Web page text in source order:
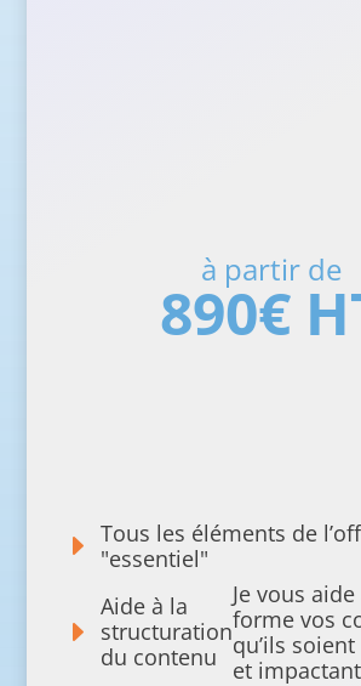
à partir de
890€
E
Tous les éléments de
"essentiel"
E
Aide à la
structuration
du contenu
Je vous
forme vos
qu’ils
et